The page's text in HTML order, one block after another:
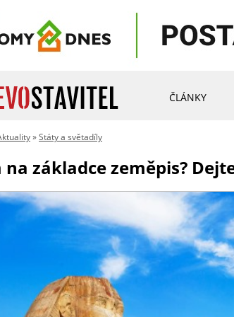
ČLÁNKY
»Státy a světadíly
na základce zeměpis?